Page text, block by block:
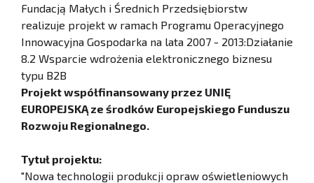
Fundacją Małych i Średnich Przedsiębiorstw
realizuje projekt w ramach Programu Operacyjnego
Innowacyjna Gospodarka na lata 2007 - 2013:Działanie
8.2 Wsparcie wdrożenia elektronicznego biznesu
typu B2B
Projekt współfinansowany przez UNIĘ
EUROPEJSKĄ ze środków Europejskiego Funduszu
Rozwoju Regionalnego.
Tytuł projektu:
"Nowa technologii produkcji opraw oświetleniowych